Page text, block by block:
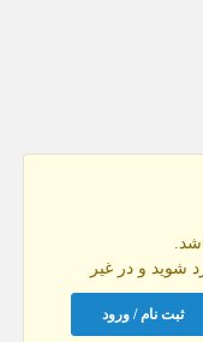
شوید و در غیر
ثبت نام / ورود